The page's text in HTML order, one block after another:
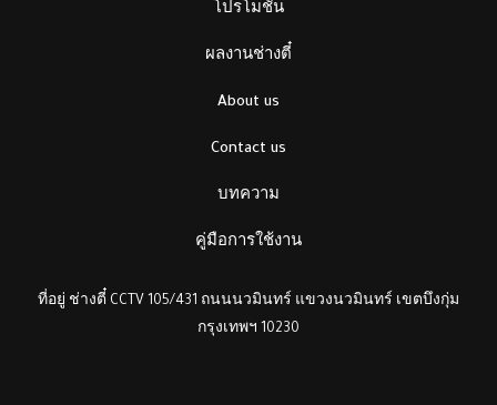
โปรโมชั่น
ผลงานช่างตี๋
About us
Contact us
บทความ
คู่มือการใช้งาน
ที่อยู่ ช่างตี๋ CCTV 105/431 ถนนนวมินทร์ แขวงนวมินทร์ เขตบึงกุ่ม
กรุงเทพฯ 10230